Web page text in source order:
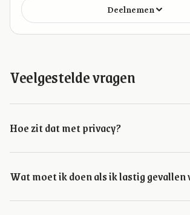
Deelnemen
Veelgestelde vragen
Hoe zit dat met privacy?
Wat moet ik doen als ik lastig